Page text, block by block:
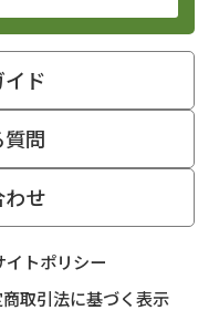
イド
問
わせ
イトポリシー
取引法に基づく表示